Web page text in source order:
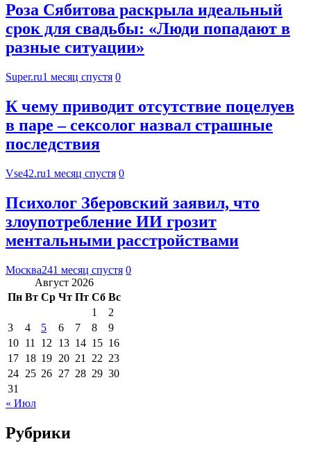
Роза Сябитова раскрыла идеальный
срок для свадьбы: «Люди попадают в
разные ситуации»
Super.ru1 месяц спустя 0
К чему приводит отсутствие поцелуев
в паре – сексолог назвал страшные
последствия
Vse42.ru1 месяц спустя 0
Психолог Зберовский заявил, что
злоупотребление ИИ грозит
ментальными расстройствами
Москва241 месяц спустя 0
Август 2026
Пн Вт Ср Чт Пт Сб Вс
1
2
3
4 5 6 7 8
9
10 11 12 13 14 15 16
17 18 19 20 21 22 23
24 25 26 27 28 29 30
31
« Июл
Рубрики